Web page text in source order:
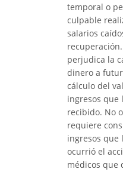
temporal o
culpable
salarios
perjudica la
dinero a
cálculo del
ingresos que
recibido. No
requiere
ingresos que
ocurrió el
médicos que